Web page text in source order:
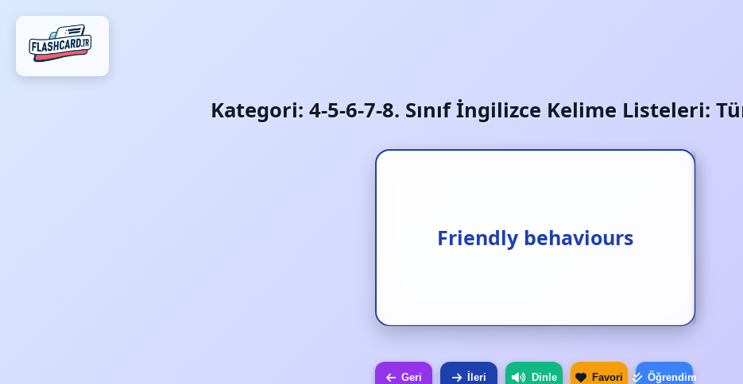
Kategori: 4-5-6-7-8. Sınıf İngilizce Kelime Listeleri:
Friendly behaviours
Arkadaşça hareketler
Geri İleri Dinle Favori Öğrendim